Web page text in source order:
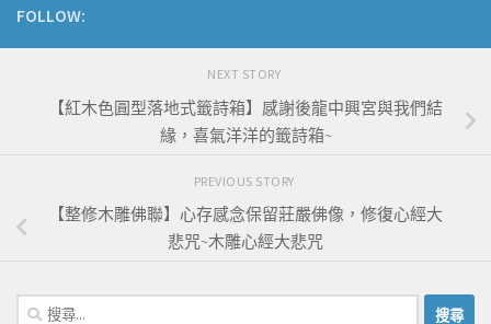
FOLLOW:
NEXT STORY
【紅木色圓型落地式籤詩箱】感謝後龍中興宮與我們結
緣，喜氣洋洋的籤詩箱~
PREVIOUS STORY
【整修木雕佛聯】心存感念保留莊嚴佛像，修復心經大
悲咒~木雕心經大悲咒
搜